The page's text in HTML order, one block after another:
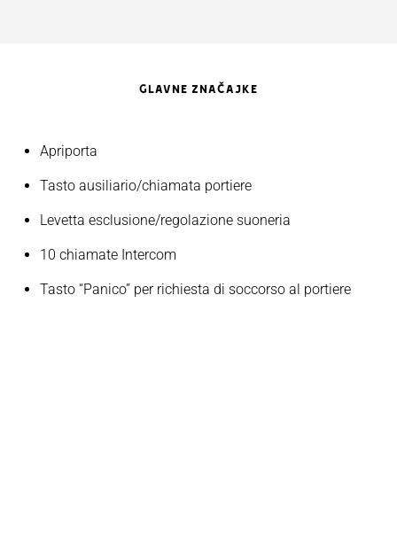
GLAVNE ZNAČAJKE
Apriporta
Tasto ausiliario/chiamata portiere
Levetta esclusione/regolazione suoneria
10 chiamate Intercom
Tasto “Panico” per richiesta di soccorso al portiere